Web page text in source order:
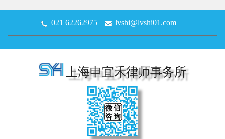
021 62262975 lvshi@lvshi01.com
上海申宜禾律师事务所